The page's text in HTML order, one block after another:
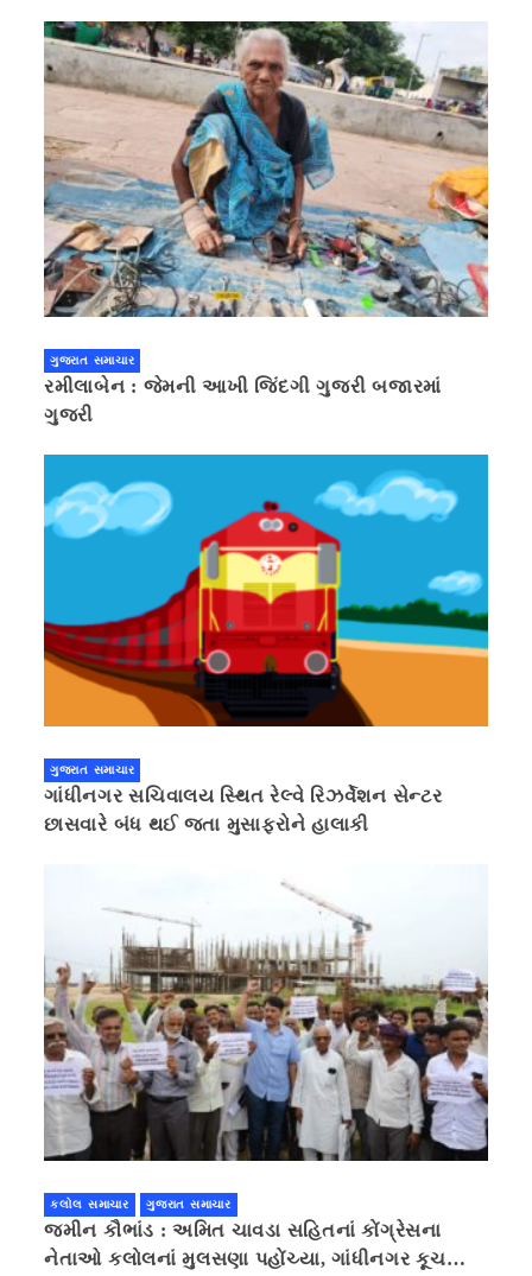
ગુજરાત સમાચાર
રમીલાબેન : જેમની આખી જિંદગી ગુજરી બજારમાં
ગુજરી
ગુજરાત સમાચાર
ગાંધીનગર સચિવાલય સ્થિત રેલ્વે રિઝર્વેશન સેન્ટર
છાસવારે બંધ થઈ જતા મુસાફરોને હાલાકી
કલોલ સમાચાર ગુજરાત સમાચાર
જમીન કૌભાંડ : અમિત ચાવડા સહિતનાં કોંગ્રેસના
નેતાઓ કલોલનાં મુલસણા પહોંચ્યા, ગાંધીનગર કૂચ